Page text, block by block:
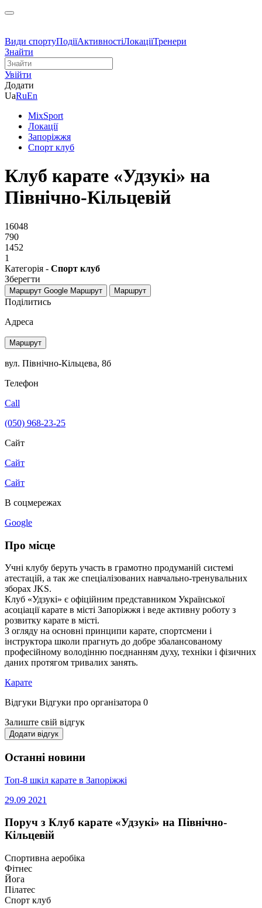
Види спортуПодіїАктивностіЛокаціїТренери
Знайти
Увійти
Додати
UaRuEn
MixSport
Локації
Запоріжжя
Спорт клуб
Клуб карате «Удзукі» на
Північно-Кільцевій
16048
790
1452
1
Категорія - Спорт клуб
Зберегти
Маршрут Google Маршрут Маршрут
Поділитись
Адреса
Маршрут
вул. Північно-Кільцева, 8б
Телефон
Call
(050) 968-23-25
Сайт
Сайт
Сайт
В соцмережах
Google
Про місце
Учні клубу беруть участь в грамотно продуманій системі
атестацій, а так же спеціалізованих навчально-тренувальних
зборах JKS.
Клуб «Удзукі» є офіційним представником Української
асоціації карате в місті Запоріжжя і веде активну роботу з
розвитку карате в місті.
З огляду на основні принципи карате, спортсмени і
інструктора школи прагнуть до добре збалансованому
професійному володінню поєднанням духу, техніки і фізичних
даних протягом тривалих занять.
Карате
Відгуки Відгуки про організатора 0
Залиште свій відгук
Додати відгук
Останні новини
Топ-8 шкіл карате в Запоріжжі
29.09 2021
Поруч з Клуб карате «Удзукі» на Північно-
Кільцевій
Спортивна аеробіка
Фітнес
Йога
Пілатес
Спорт клуб